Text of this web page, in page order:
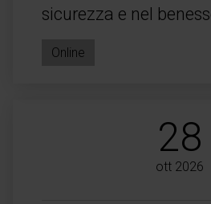
sicurezza e nel
Online
28
ott 2026